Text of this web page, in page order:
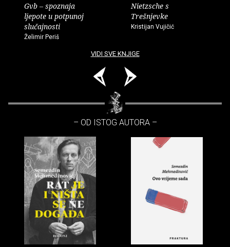
Gvb – spoznaja
ljepote u potpunoj
slučajnosti
Želimir Periš
Nietzsche s
Trešnjevke
Kristijan Vujičić
VIDI SVE KNJIGE
– OD ISTOG AUTORA –